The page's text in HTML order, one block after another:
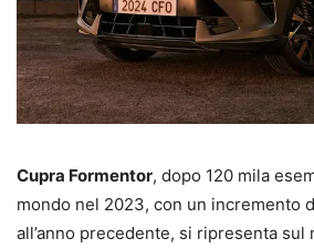
Cupra Formentor, dopo 120 mila
mondo nel 2023, con un incremento
all’anno precedente, si ripresenta sul